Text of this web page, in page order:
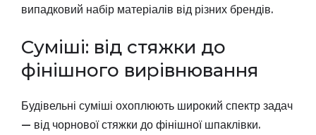
випадковий набір матеріалів від різних брендів.
Суміші: від стяжки до
фінішного вирівнювання
Будівельні суміші охоплюють широкий спектр задач
— від чорнової стяжки до фінішної шпаклівки.